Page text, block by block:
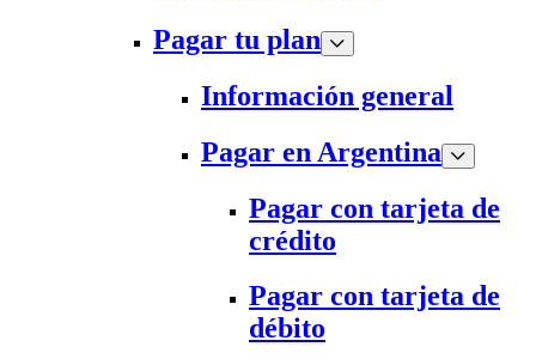
Pagar tu plan
Información general
Pagar en Argentina
Pagar con tarjeta de
crédito
Pagar con tarjeta de
débito